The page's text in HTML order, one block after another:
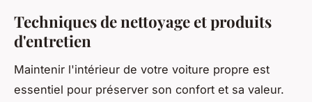
Techniques de nettoyage et produits
d'entretien
Maintenir l'intérieur de votre voiture propre est
essentiel pour préserver son confort et sa valeur.